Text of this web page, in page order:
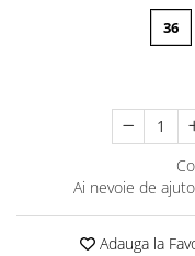
36
Ai nevoie de
Adauga la